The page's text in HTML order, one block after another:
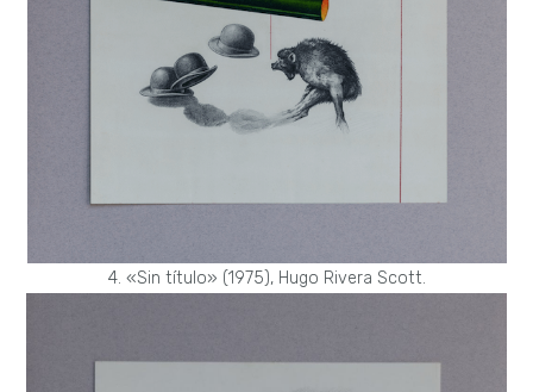
4. «Sin título» (1975), Hugo Rivera Scott.